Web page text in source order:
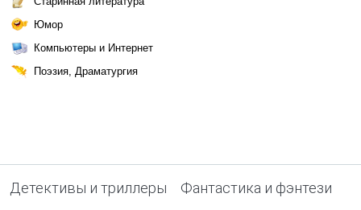
Юмор
Компьютеры и Интернет
Поэзия, Драматургия
Детективы и триллеры Фантастика и фэнтези